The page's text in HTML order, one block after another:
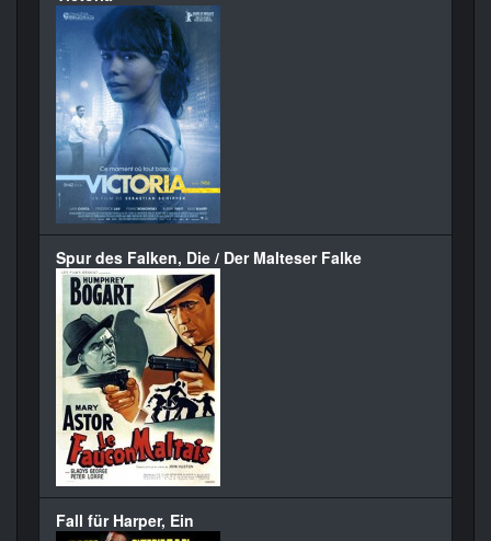
Spur des Falken, Die / Der Malteser Falke
Fall für Harper, Ein